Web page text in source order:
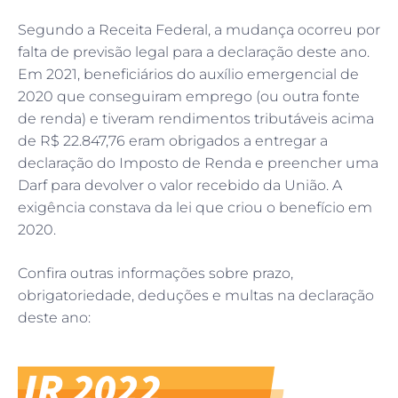
Segundo a Receita Federal, a mudança ocorreu por
falta de previsão legal para a declaração deste ano.
Em 2021, beneficiários do auxílio emergencial de
2020 que conseguiram emprego (ou outra fonte
de renda) e tiveram rendimentos tributáveis acima
de R$ 22.847,76 eram obrigados a entregar a
declaração do Imposto de Renda e preencher uma
Darf para devolver o valor recebido da União. A
exigência constava da lei que criou o benefício em
2020.
Confira outras informações sobre prazo,
obrigatoriedade, deduções e multas na declaração
deste ano: